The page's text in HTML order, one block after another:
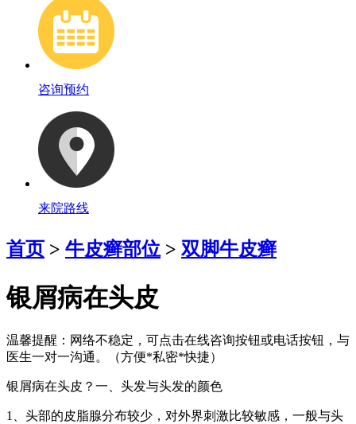
咨询预约
来院路线
首页 > 牛皮癣部位 > 双脚牛皮癣
银屑病在头皮
温馨提醒： 网络不稳定，可点击在线咨询按钮或电话按钮，与
医生一对一沟通。（方便*私密*快捷）
银屑病在头皮？一、头发与头发的颜色
1、头部的皮脂腺分布较少，对外界刺激比较敏感，一般与头